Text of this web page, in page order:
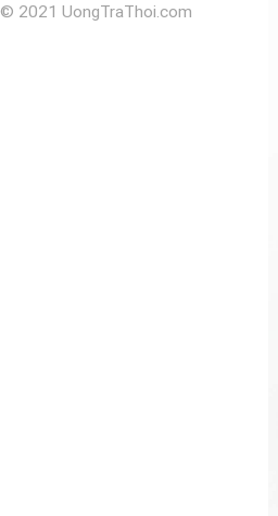
© 2021 UongTraThoi.com